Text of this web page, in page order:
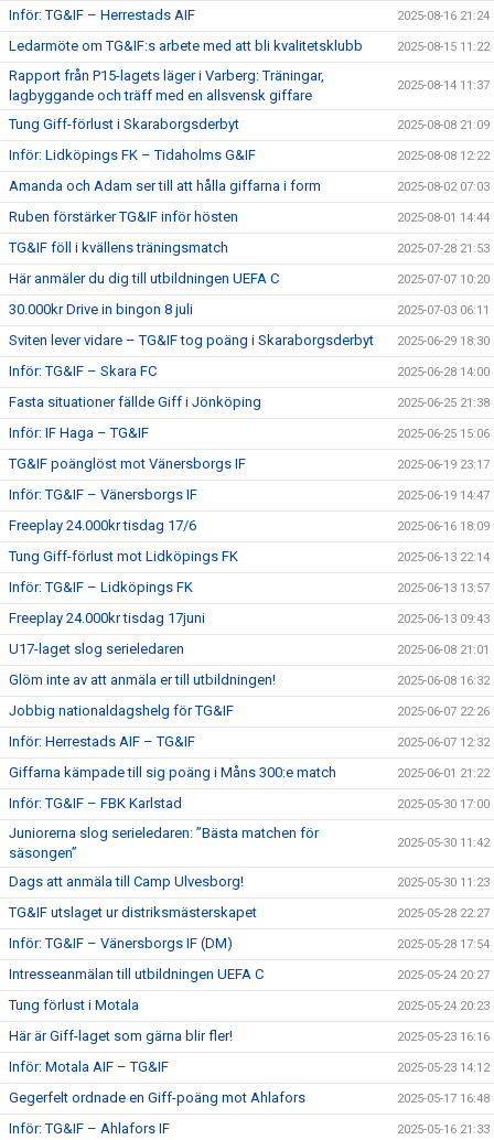
Inför: TG&IF – Herrestads AIF 2025-08-16 21:24
Ledarmöte om TG&IF:s arbete med att bli kvalitetsklubb 2025-08-15 11:22
Rapport från P15-lagets läger i Varberg: Träningar,
lagbyggande och träff med en allsvensk giffare
2025-08-14 11:37
Tung Giff-förlust i Skaraborgsderbyt 2025-08-08 21:09
Inför: Lidköpings FK – Tidaholms G&IF 2025-08-08 12:22
Amanda och Adam ser till att hålla giffarna i form 2025-08-02 07:03
Ruben förstärker TG&IF inför hösten 2025-08-01 14:44
TG&IF föll i kvällens träningsmatch 2025-07-28 21:53
Här anmäler du dig till utbildningen UEFA C 2025-07-07 10:20
30.000kr Drive in bingon 8 juli 2025-07-03 06:11
Sviten lever vidare – TG&IF tog poäng i Skaraborgsderbyt 2025-06-29 18:30
Inför: TG&IF – Skara FC 2025-06-28 14:00
Fasta situationer fällde Giff i Jönköping 2025-06-25 21:38
Inför: IF Haga – TG&IF 2025-06-25 15:06
TG&IF poänglöst mot Vänersborgs IF 2025-06-19 23:17
Inför: TG&IF – Vänersborgs IF 2025-06-19 14:47
Freeplay 24.000kr tisdag 17/6 2025-06-16 18:09
Tung Giff-förlust mot Lidköpings FK 2025-06-13 22:14
Inför: TG&IF – Lidköpings FK 2025-06-13 13:57
Freeplay 24.000kr tisdag 17juni 2025-06-13 09:43
U17-laget slog serieledaren 2025-06-08 21:01
Glöm inte av att anmäla er till utbildningen! 2025-06-08 16:32
Jobbig nationaldagshelg för TG&IF 2025-06-07 22:26
Inför: Herrestads AIF – TG&IF 2025-06-07 12:32
Giffarna kämpade till sig poäng i Måns 300:e match 2025-06-01 21:22
Inför: TG&IF – FBK Karlstad 2025-05-30 17:00
Juniorerna slog serieledaren: ”Bästa matchen för
säsongen”
2025-05-30 11:42
Dags att anmäla till Camp Ulvesborg! 2025-05-30 11:23
TG&IF utslaget ur distriksmästerskapet 2025-05-28 22:27
Inför: TG&IF – Vänersborgs IF (DM) 2025-05-28 17:54
Intresseanmälan till utbildningen UEFA C 2025-05-24 20:27
Tung förlust i Motala 2025-05-24 20:23
Här är Giff-laget som gärna blir fler! 2025-05-23 16:16
Inför: Motala AIF – TG&IF 2025-05-23 14:12
Gegerfelt ordnade en Giff-poäng mot Ahlafors 2025-05-17 16:48
Inför: TG&IF – Ahlafors IF 2025-05-16 21:33